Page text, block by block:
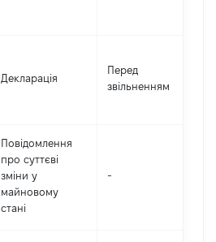
Декларація
Перед
звільненням
Повідомлення
про суттєві
зміни y
майновому
стані
-